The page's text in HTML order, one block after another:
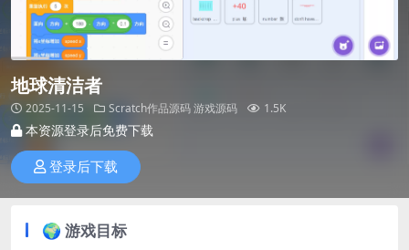
地球清洁者
2025-11-15 Scratch作品源码游戏源码 1.5K
本资源登录后免费下载
登录后下载
🌍 游戏目标